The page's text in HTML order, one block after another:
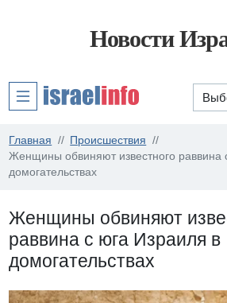
Новости
Главная
Происшествия
Женщины обвиняют известного раввина
домогательствах
Женщины обвиняют
раввина с юга Израиля в
домогательствах